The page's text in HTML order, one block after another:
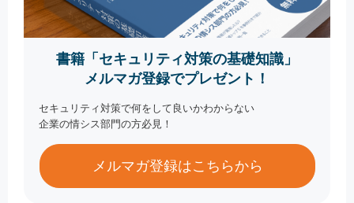
書籍「セキュリティ対策の基礎知識」
メルマガ登録でプレゼント！
セキュリティ対策で何をして良いかわからない
企業の情シス部門の方必見！
メルマガ登録はこちらから